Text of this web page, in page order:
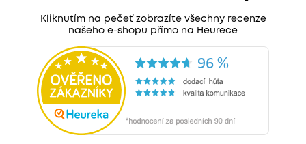
Kliknutím na pečeť zobrazíte všechny recenze
našeho e-shopu přímo na Heurece